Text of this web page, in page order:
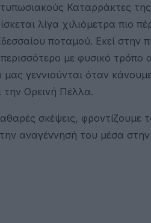
Καταρράκτες
λίγα χιλιόμετρα πιο
ποταμού. Εκεί στην
με φυσικό
γεννιούνται όταν
την Ορεινή Πέλλα.
σκέψεις, φροντίζουμε
αναγέννησή του μέσα